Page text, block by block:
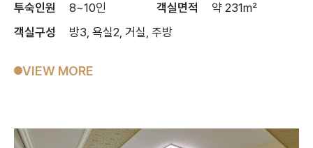
VIEW MORE
투숙인원
8~10인 객실면적
약 231m²
객실구성
방3, 욕실2, 거실, 주방